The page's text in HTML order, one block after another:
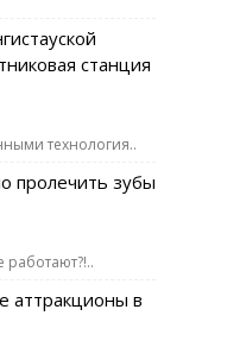
станция
технология..
пролечить зубы
работают?!..
аттракционы в